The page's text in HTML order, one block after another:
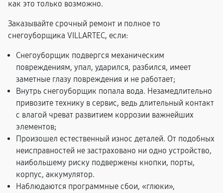
как это только возможно.
Заказывайте срочный ремонт и полное то
снегоуборщика VILLARTEC, если:
Снегоуборщик подвергся механическим
повреждениям, упал, ударился, разбился, имеет
заметные глазу повреждения и не работает;
Внутрь снегоуборщик попала вода. Незамедлительно
привозите технику в сервис, ведь длительный контакт
с влагой чреват развитием коррозии важнейших
элементов;
Произошел естественный износ деталей. От подобных
неисправностей не застраховано ни одно устройство,
наибольшему риску подвержены кнопки, порты,
корпус, аккумулятор.
Наблюдаются программные сбои, «глюки»,